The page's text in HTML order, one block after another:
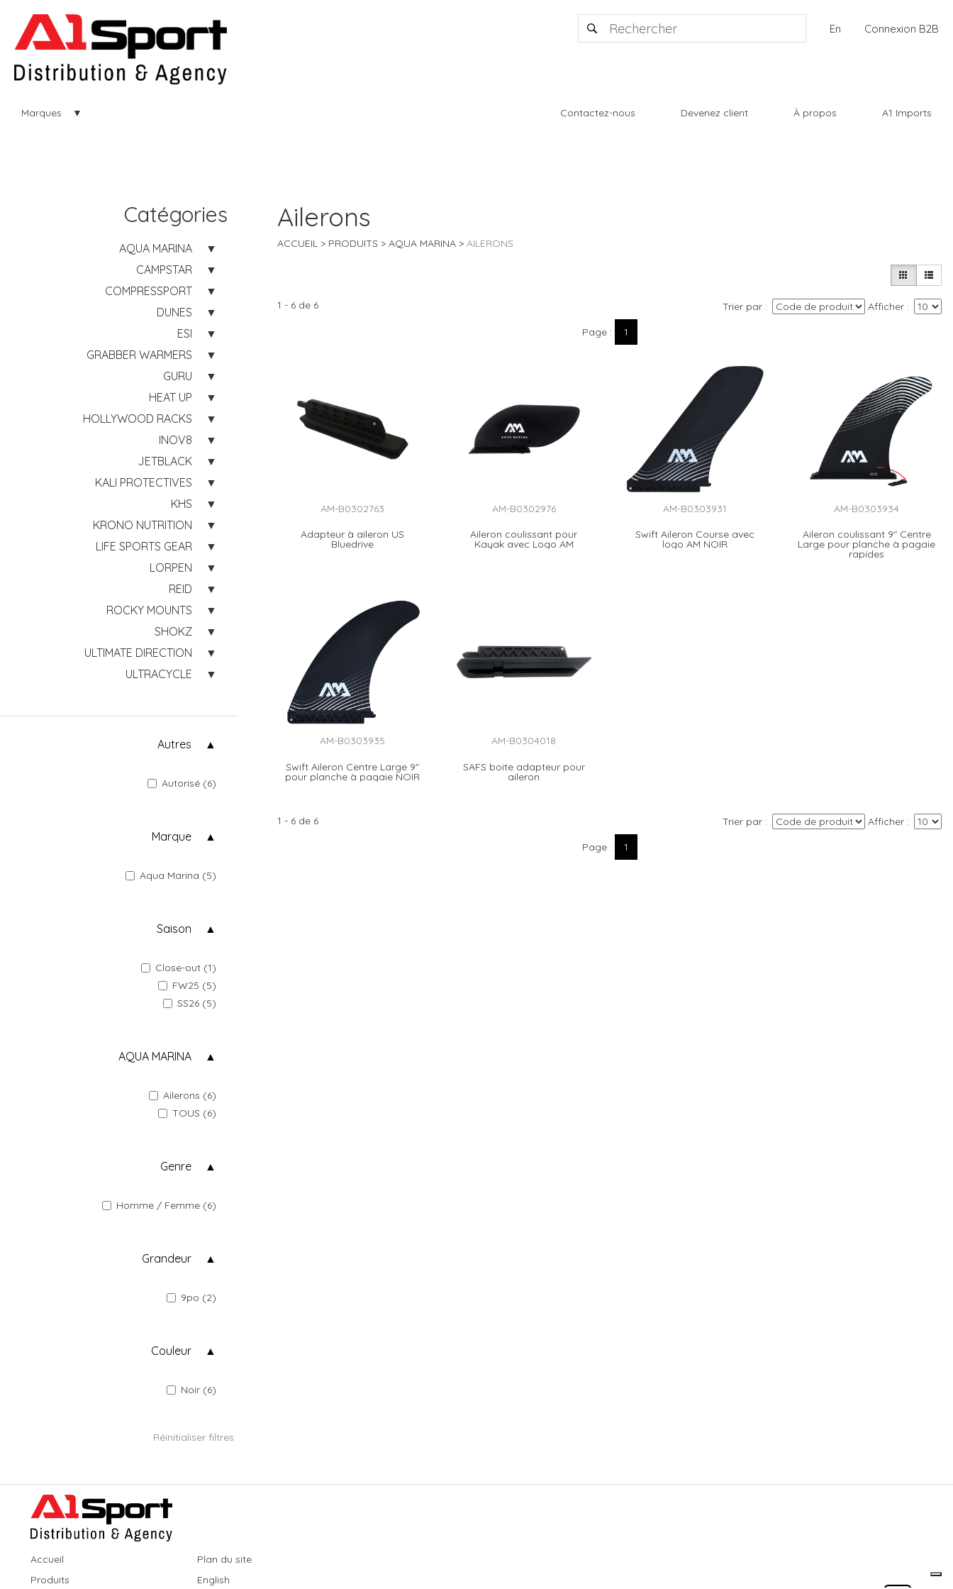
En Connexion B2B
Marques Contactez-nous Devenez client À propos A1 Imports
Catégories
AQUA MARINA
CAMPSTAR
COMPRESSPORT
DUNES
ESI
GRABBER WARMERS
GURU
HEAT UP
HOLLYWOOD RACKS
INOV8
JETBLACK
KALI PROTECTIVES
KHS
KRONO NUTRITION
LIFE SPORTS GEAR
LORPEN
REID
ROCKY MOUNTS
SHOKZ
ULTIMATE DIRECTION
ULTRACYCLE
Autres
Autorisé (6)
Marque
Aqua Marina (5)
Saison
Close-out (1)
FW25 (5)
SS26 (5)
AQUA MARINA
Ailerons (6)
TOUS (6)
Genre
Homme / Femme (6)
Grandeur
9po (2)
Couleur
Noir (6)
Réinitialiser filtres
Ailerons
ACCUEIL PRODUITS AQUA MARINA AILERONS
1 - 6 de 6 Trier par Afficher
Page 1
AM-B0302763
Adapteur à aileron US
Bluedrive
AM-B0302976
Aileron coulissant pour
Kayak avec Logo AM
AM-B0303931
Swift Aileron Course avec
logo AM NOIR
AM-B0303934
Aileron coulissant 9" Centre
Large pour planche à pagaie
rapides
AM-B0303935
Swift Aileron Centre Large 9"
pour planche à pagaie NOIR
AM-B0304018
SAFS boite adapteur pour
aileron
1 - 6 de 6 Trier par Afficher
Page 1
Accueil
Produits
Plan du site
English